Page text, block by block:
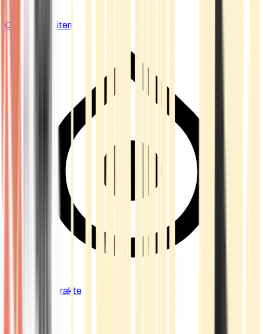
Cannabis Blüten
Cannabis Extrakte